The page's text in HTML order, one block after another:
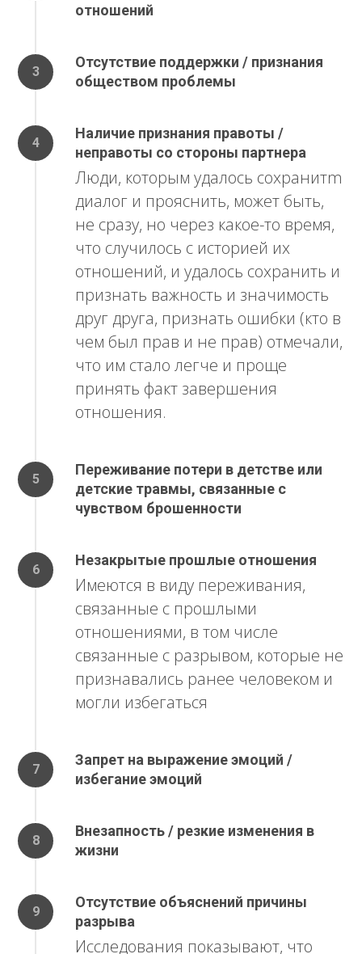
отношений
Отсутствие поддержки / признания
обществом проблемы
Наличие признания правоты /
неправоты со стороны партнера
Люди, которым удалось сохранитm
диалог и прояснить, может быть,
не сразу, но через какое-то время,
что случилось с историей их
отношений, и удалось сохранить и
признать важность и значимость
друг друга, признать ошибки (кто в
чем был прав и не прав) отмечали,
что им стало легче и проще
принять факт завершения
отношения.
Переживание потери в детстве или
детские травмы, связанные с
чувством брошенности
Незакрытые прошлые отношения
Имеются в виду переживания,
связанные с прошлыми
отношениями, в том числе
связанные с разрывом, которые не
признавались ранее человеком и
могли избегаться
Запрет на выражение эмоций /
избегание эмоций
Внезапность / резкие изменения в
жизни
Отсутствие объяснений причины
разрыва
Исследования показывают, что